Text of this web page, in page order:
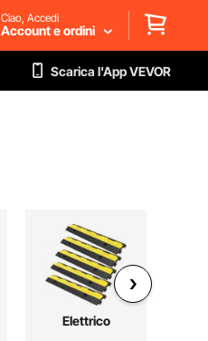
Ciao, Accedi
Account e ordini
Scarica l'App VEVOR
Elettrico